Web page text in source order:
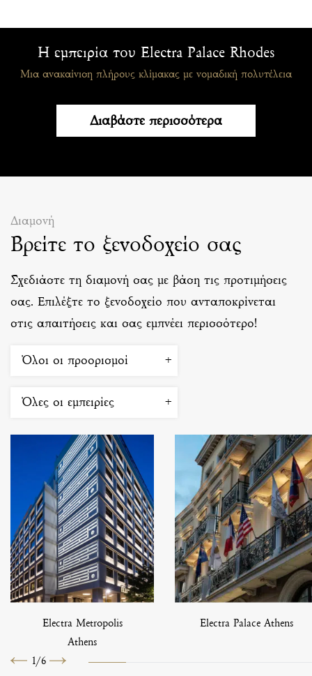
Η εμπειρία του Electra Palace Rhodes
Μια ανακαίνιση πλήρους κλίμακας με νομαδική πολυτέλεια
Διαβάστε περισσότερα
Διαμονή
Βρείτε το ξενοδοχείο σας
Σχεδιάστε τη διαμονή σας με βάση τις προτιμήσεις
σας. Επιλέξτε το ξενοδοχείο που ανταποκρίνεται
στις απαιτήσεις και σας εμπνέει περισσότερο!
Όλοι οι προορισμοί
Όλες οι εμπειρίες
Electra Metropolis
Athens
Electra Palace Athens
Προηγούμενο
1/6